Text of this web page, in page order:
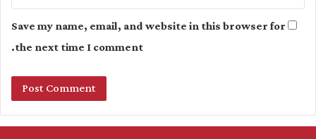
Save my name, email, and website in this browser for
the next time I comment.